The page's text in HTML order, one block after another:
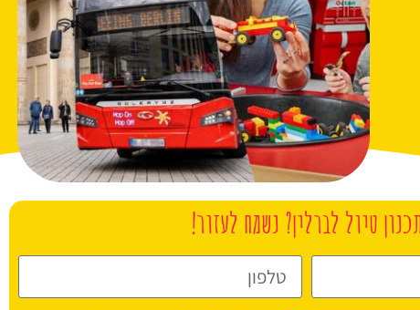
טיול לברלין? נשמח לעזור!